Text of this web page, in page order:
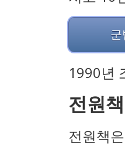
군
1990년
전원
전원책